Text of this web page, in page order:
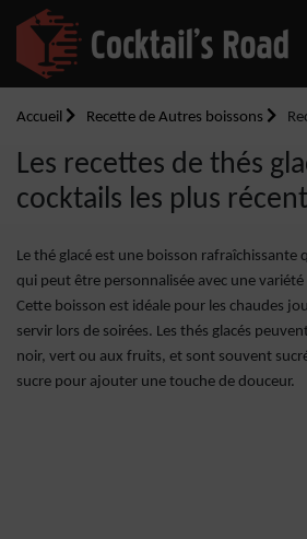
Accueil Recette de Autres boissons
Les recettes de thés
cocktails les plus
Le thé glacé est une boisson rafraîchissante
qui peut être personnalisée avec une
Cette boisson est idéale pour les chaudes
servir lors de soirées. Les thés glacés
noir, vert ou aux fruits, et sont souvent
sucre pour ajouter une touche de douceur.